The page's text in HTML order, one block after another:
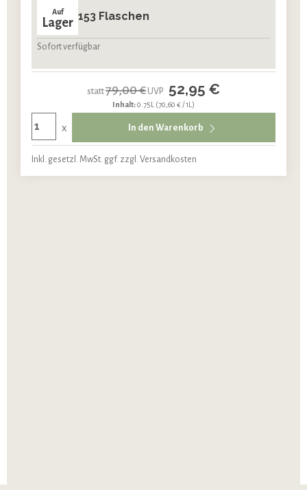
Auf
Lager 153 Flaschen
Sofort verfügbar
statt79,00 €UVP 52,95 €
Inhalt:0.75L (70,60 € / 1L)
x In den Warenkorb
Inkl. gesetzl. MwSt. ggf. zzgl. Versandkosten